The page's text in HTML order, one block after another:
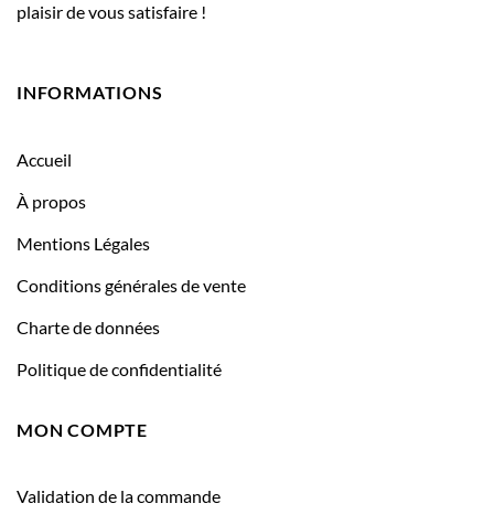
plaisir de vous satisfaire !
INFORMATIONS
Accueil
À propos
Mentions Légales
Conditions générales de vente
Charte de données
Politique de confidentialité
MON COMPTE
Validation de la commande